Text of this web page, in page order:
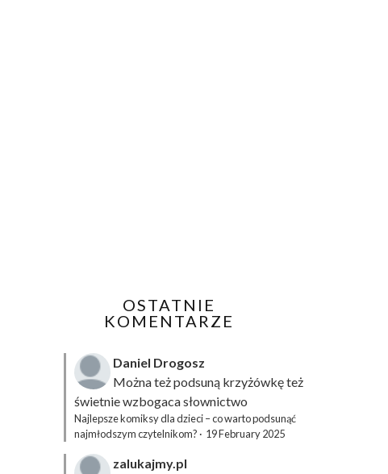
OSTATNIE
KOMENTARZE
Daniel Drogosz
Można też podsuną krzyżówkęteż
świetnie wzbogaca słownictwo
Najlepsze komiksy dla dzieci – co warto podsunąć
najmłodszym czytelnikom? · 19 February 2025
zalukajmy.pl